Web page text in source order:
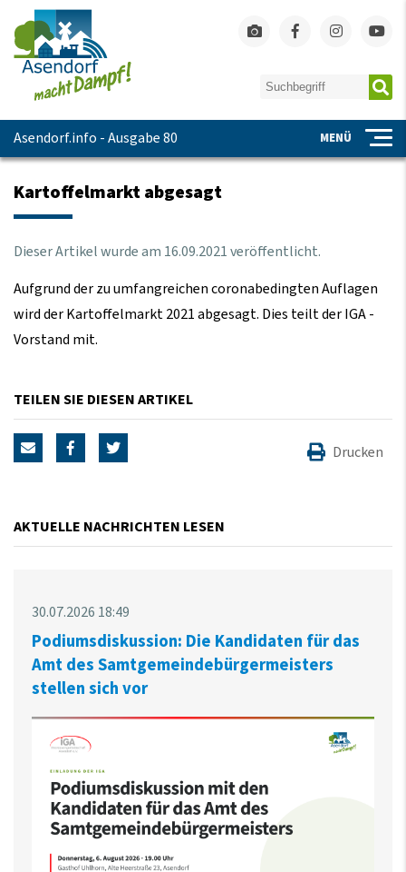
Asendorf.info - Ausgabe 80 MENÜ
Kartoffelmarkt abgesagt
Dieser Artikel wurde am 16.09.2021veröffentlicht.
Aufgrund der zu umfangreichen coronabedingten Auflagen
wird der Kartoffelmarkt 2021 abgesagt. Dies teilt der IGA -
Vorstand mit.
TEILEN SIE DIESEN ARTIKEL
Drucken
AKTUELLE NACHRICHTEN LESEN
30.07.2026 18:49
Podiumsdiskussion: Die Kandidaten für das
Amt des Samtgemeindebürgermeisters
stellen sich vor